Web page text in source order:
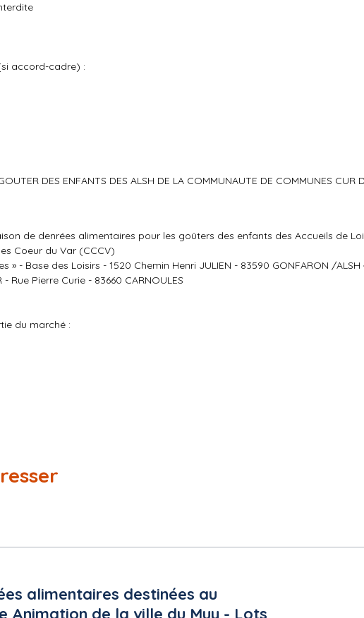
accord-cadre) :
DES ENFANTS DES ALSH DE LA COMMUNAUTE DE COMMUNES CUR
de denrées alimentaires pour les goûters des enfants des Accueils de
Coeur du Var (CCCV)
» - Base des Loisirs - 1520 Chemin Henri JULIEN - 83590 GONFARON /ALSH
Rue Pierre Curie - 83660 CARNOULES
du marché :
alimentaires destinées au
Animation de la ville du Muy - Lots